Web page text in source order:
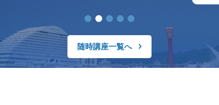
随時講座一覧へ